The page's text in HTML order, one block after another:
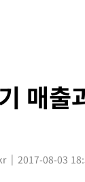
매출
2017-08-03